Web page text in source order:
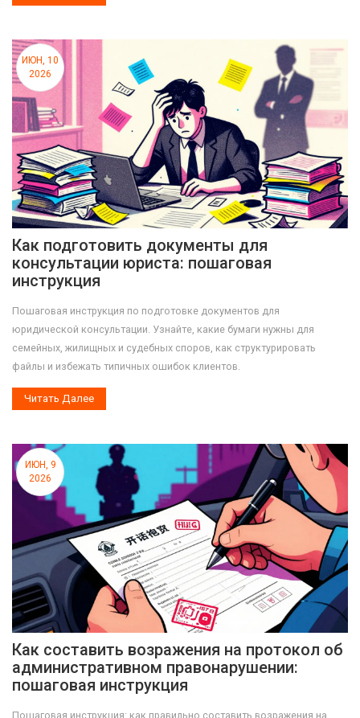
ИЮН, 10
2026
Как подготовить документы для
консультации юриста: пошаговая
инструкция
Пошаговая инструкция по подготовке документов для
юридической консультации. Узнайте, какие бумаги нужны для
семейных, жилищных и судебных споров, как структурировать
файлы и избежать типичных ошибок клиентов.
Читать Далее
ИЮН, 9
2026
Как составить возражения на протокол об
административном правонарушении:
пошаговая инструкция
Пошаговая инструкция: как правильно составить возражения на